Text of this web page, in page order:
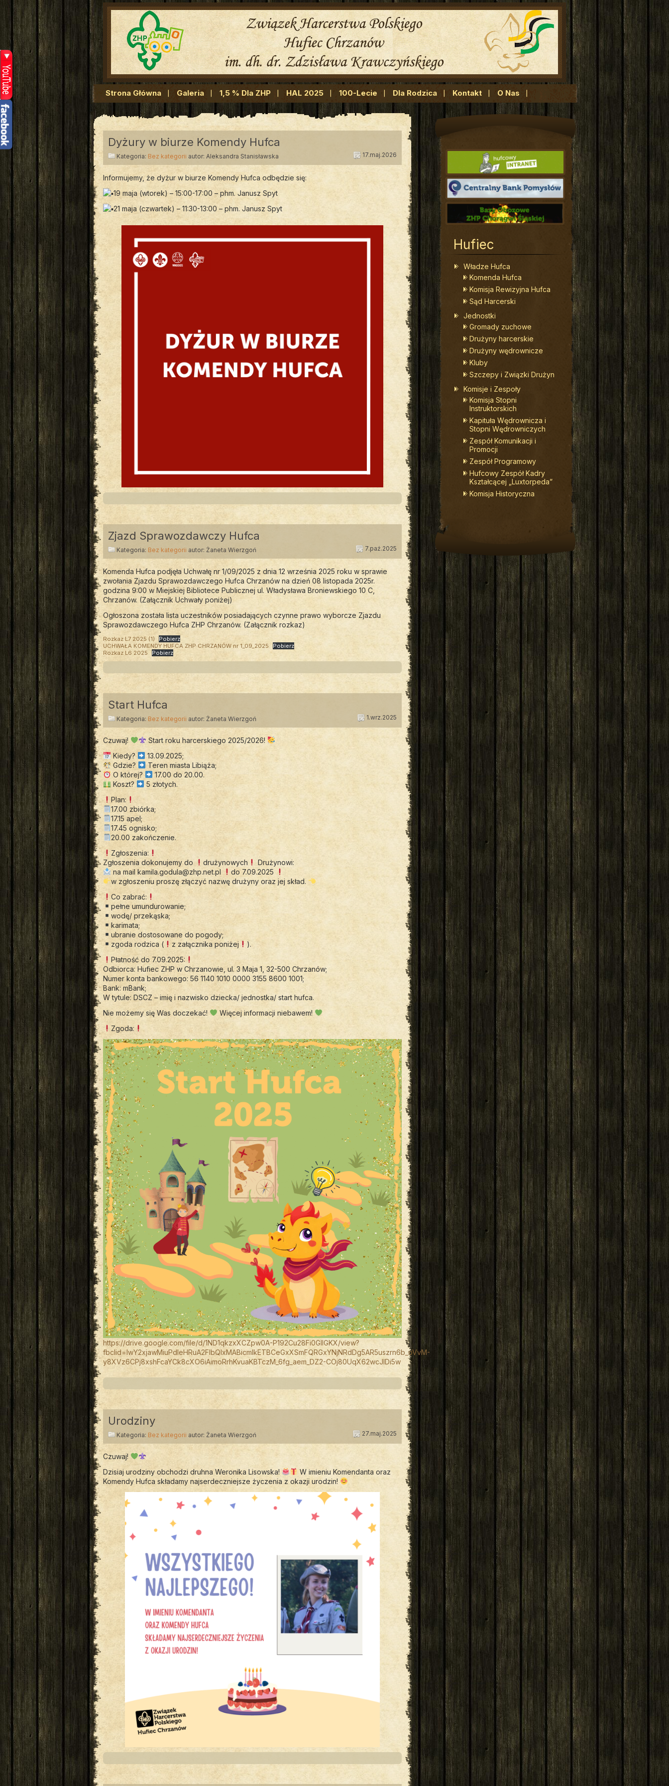
Strona Główna Galeria 1,5 % Dla ZHP HAL 2025 100-Lecie Dla Rodzica Kontakt O Nas
Dyżury w biurze Komendy Hufca
Kategoria: Bez kategorii autor: Aleksandra Stanisławska 17.maj.2026
Informujemy, że dyżur w biurze Komendy Hufca odbędzie się:
19 maja (wtorek) – 15:00-17:00 – phm. Janusz Spyt
21 maja (czwartek) – 11:30-13:00 – phm. Janusz Spyt
Zjazd Sprawozdawczy Hufca
Kategoria: Bez kategorii autor: Żaneta Wierzgoń 7.paź.2025
Komenda Hufca podjęła Uchwałę nr 1/09/2025 z dnia 12 września 2025 roku w sprawie
zwołania Zjazdu Sprawozdawczego Hufca Chrzanów na dzień 08 listopada 2025r.
godzina 9:00 w Miejskiej Bibliotece Publicznej ul. Władysława Broniewskiego 10 C,
Chrzanów. (Załącznik Uchwały poniżej)
Ogłoszona została lista uczestników posiadających czynne prawo wyborcze Zjazdu
Sprawozdawczego Hufca ZHP Chrzanów. (Załącznik rozkaz)
Rozkaz L7 2025 (1)
Pobierz
UCHWAŁA KOMENDY HUFCA ZHP CHRZANÓW nr 1_09_2025
Pobierz
Rozkaz L6 2025
Pobierz
Start Hufca
Kategoria: Bez kategorii autor: Żaneta Wierzgoń 1.wrz.2025
Czuwaj!
Start roku harcerskiego 2025/2026!
Kiedy?
13.09.2025;
Gdzie?
Teren miasta Libiąża;
O której?
17.00 do 20.00.
Koszt?
5 złotych.
Plan:
17.00 zbiórka;
17.15 apel;
17.45 ognisko;
20.00 zakończenie.
Zgłoszenia:
Zgłoszenia dokonujemy do
drużynowych
Drużynowi:
na mailkamila.godula@zhp.net.pl
do 7.09.2025
w zgłoszeniu proszę złączyć nazwę drużyny oraz jej skład.
Co zabrać:
pełne umundurowanie;
wodę/ przekąska;
karimata;
ubranie dostosowane do pogody;
zgoda rodzica (
z załącznika poniżej
).
Płatność do 7.09.2025:
Odbiorca: Hufiec ZHP w Chrzanowie, ul. 3 Maja 1, 32-500 Chrzanów;
Numer konta bankowego: 56 1140 1010 0000 3155 8600 1001;
Bank: mBank;
W tytule: DSCZ – imię i nazwisko dziecka/ jednostka/ start hufca.
Nie możemy się Was doczekać!
Więcej informacji niebawem!
Zgoda:
https://drive.google.com/file/d/1ND1qkzxXCZpw0A-P192Cu28Fi0GIlGKX/view?
fbclid=IwY2xjawMiuPdleHRuA2FlbQIxMABicmlkETBCeGxXSmFQRGxYNjNRdDg5AR5uszrn6b_oVvM-
y8XVz6CPj8xshFcaYCk8cXO6iAimoRrhKvuaKBTczM_6fg_aem_DZ2-COj80UqX62wcJlDi5w
Urodziny
Kategoria: Bez kategorii autor: Żaneta Wierzgoń 27.maj.2025
Czuwaj!
Dzisiaj urodziny obchodzi druhna Weronika Lisowska!
W imieniu Komendanta oraz
Komendy Hufca składamy najserdeczniejsze życzenia z okazji urodzin!
Hufiec
Władze Hufca
Komenda Hufca
Komisja Rewizyjna Hufca
Sąd Harcerski
Jednostki
Gromady zuchowe
Drużyny harcerskie
Drużyny wędrownicze
Kluby
Szczepy i Związki Drużyn
Komisje i Zespoły
Komisja Stopni
Instruktorskich
Kapituła Wędrownicza i
Stopni Wędrowniczych
Zespół Komunikacji i
Promocji
Zespół Programowy
Hufcowy Zespół Kadry
Kształcącej „Luxtorpeda”
Komisja Historyczna